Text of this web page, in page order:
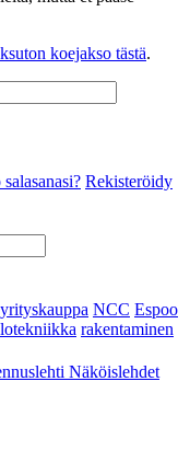
koejakso tästä.
Rekisteröidy
yrityskauppa NCC Espoo
rakentaminen
Näköislehdet